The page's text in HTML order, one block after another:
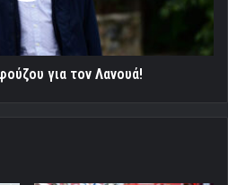
για τον Λανουά!